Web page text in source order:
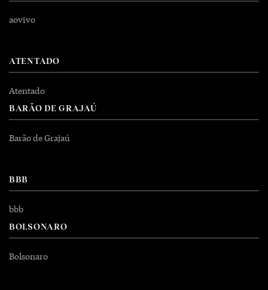
aovivo
ATENTADO
Atentado
BARÃO DE GRAJAÚ
Barão de Grajaú
BBB
bbb
BOLSONARO
Bolsonaro